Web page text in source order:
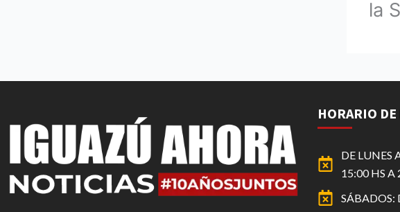
la
HORARIO
DE LUNES
15:00 HS A
SÁBADOS: